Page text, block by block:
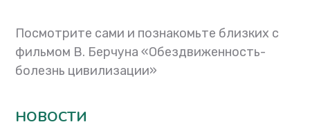
Посмотрите сами и познакомьте близких с
фильмом В. Берчуна «Обездвиженность-
болезнь цивилизации»
НОВОСТИ